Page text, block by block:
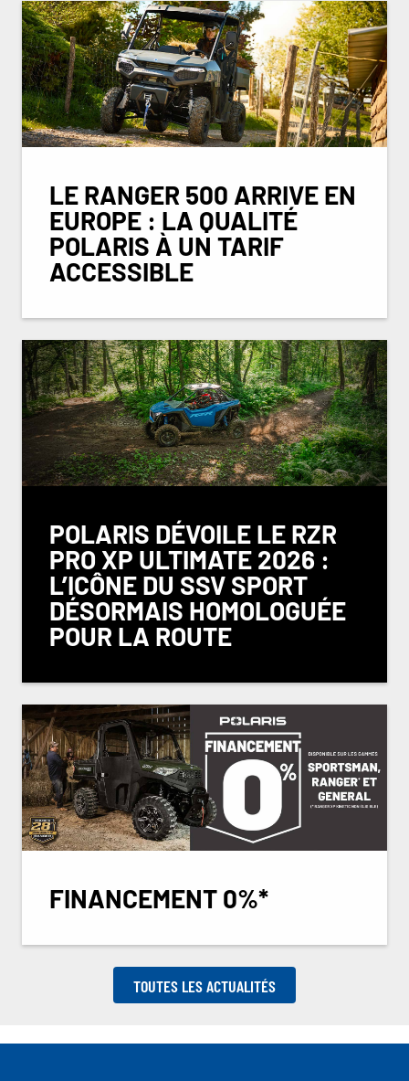
LE RANGER 500 ARRIVE EN
EUROPE : LA QUALITÉ
POLARIS À UN TARIF
ACCESSIBLE
POLARIS DÉVOILE LE RZR
PRO XP ULTIMATE 2026 :
L’ICÔNE DU SSV SPORT
DÉSORMAIS HOMOLOGUÉE
POUR LA ROUTE
FINANCEMENT 0%*
TOUTES LES ACTUALITÉS